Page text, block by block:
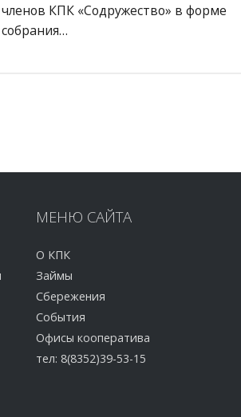
членов КПК «Содружество» в форме
собрания…
МЕНЮ САЙТА
О КПК
Займы
Сбережения
События
Офисы кооператива
тел: 8(8352)39-53-15